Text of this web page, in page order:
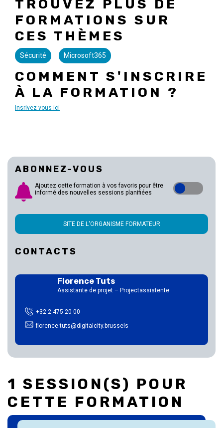
TROUVEZ PLUS DE
FORMATIONS SUR
CES THÈMES
Sécurité Microsoft365
COMMENT S'INSCRIRE
À LA FORMATION ?
Insrivez-vous ici
ABONNEZ-VOUS
Ajoutez cette formation à vos favoris pour être
informé des nouvelles sessions planifiées
SITE DE L'ORGANISME FORMATEUR
CONTACTS
Florence Tuts
Assistante de projet – Projectassistente
+32 2 475 20 00
florence.tuts@digitalcity.brussels
1 SESSION(S) POUR
CETTE FORMATION